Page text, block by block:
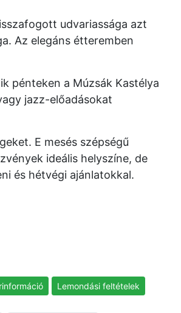
udvariassága azt
Az elegáns étteremben
pénteken a Múzsák Kastélya
jazz-előadásokat
E mesés szépségű
ideális helyszíne, de
és hétvégi ajánlatokkal.
Lemondási feltételek